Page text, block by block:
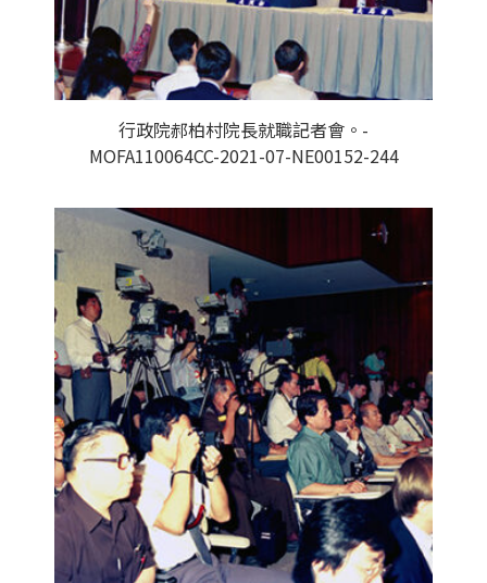
行政院郝柏村院長就職記者會。-
MOFA110064CC-2021-07-NE00152-244